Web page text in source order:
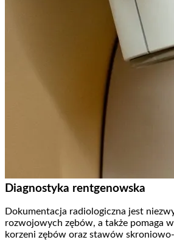
Diagnostyka rentgenowska
Dokumentacja radiologiczna jest
rozwojowych zębów, a także pomaga
korzeni zębów oraz stawów